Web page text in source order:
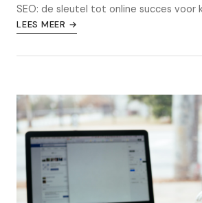
SEO: de sleutel tot online succes voor
LEES MEER →